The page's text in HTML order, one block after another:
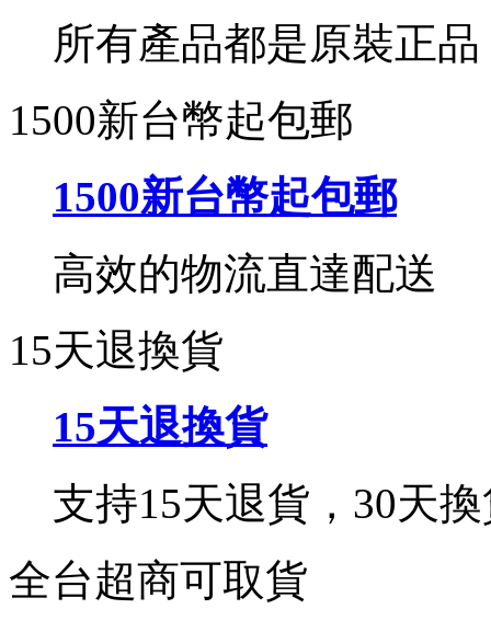
所有產品都是原裝正品
1500新台幣起包郵
1500新台幣起包郵
高效的物流直達配送
15天退換貨
15天退換貨
支持15天退貨，30天
全台超商可取貨